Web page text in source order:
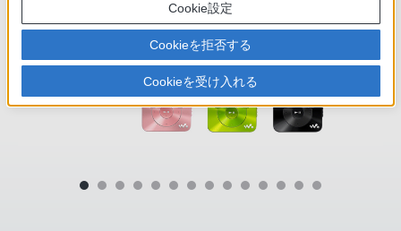
Cookie設定
Cookieを拒否する
Cookieを受け入れる